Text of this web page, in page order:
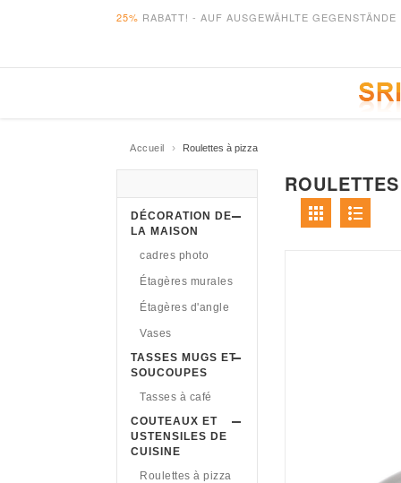
25% RABATT! - AUF AUSGEWÄHLTE GEGENSTÄNDE
Accueil › Roulettes à pizza
DÉCORATION DE
LA MAISON
cadres photo
Étagères murales
Étagères d'angle
Vases
TASSES MUGS ET
SOUCOUPES
Tasses à café
COUTEAUX ET
USTENSILES DE
CUISINE
Roulettes à pizza